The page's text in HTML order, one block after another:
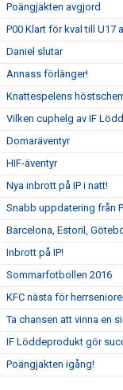
Poängjakten avgjord
P00 Klart för kval till U17
Daniel slutar
Annass förlänger!
Knattespelens
Vilken cuphelg av IF
Domaräventyr
HIF-äventyr
Nya inbrott på IP i natt!
Snabb uppdatering från
Barcelona, Estoril,
Inbrott på IP!
Sommarfotbollen 2016
KFC nästa för
Ta chansen att vinna en
IF Löddeprodukt gör
Poängjakten igång!